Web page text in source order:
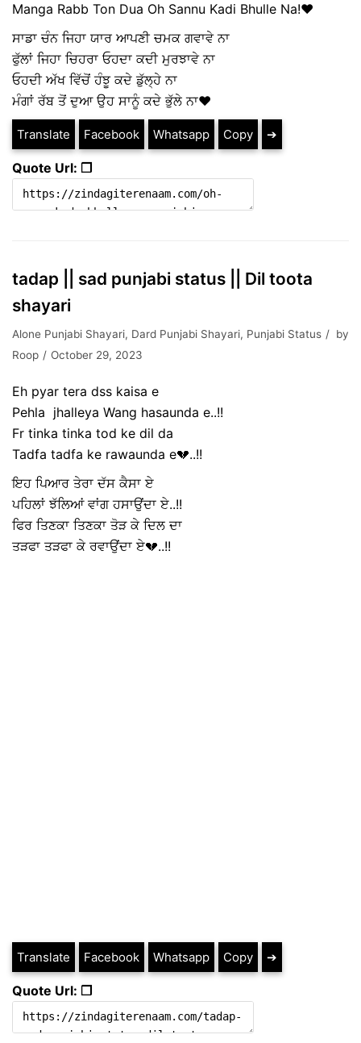
Manga Rabb Ton Dua Oh Sannu Kadi Bhulle Na!♥️
ਸਾਡਾ ਚੰਨ ਜਿਹਾ ਯਾਰ ਆਪਣੀ ਚਮਕ ਗਵਾਵੇ ਨਾ
ਫੁੱਲਾਂ ਜਿਹਾ ਚਿਹਰਾ ਓਹਦਾ ਕਦੀ ਮੁਰਝਾਵੇ ਨਾ
ਓਹਦੀ ਅੱਖ ਵਿੱਚੋਂ ਹੰਝੂ ਕਦੇ ਡੁੱਲ੍ਹੇ ਨਾ
ਮੰਗਾਂ ਰੱਬ ਤੋਂ ਦੁਆ ਉਹ ਸਾਨੂੰ ਕਦੇ ਭੁੱਲੇ ਨਾ♥️
Translate Facebook Whatsapp Copy ➔
Quote Url: ❐
tadap || sad punjabi status || Dil toota
shayari
Alone Punjabi Shayari, Dard Punjabi Shayari, Punjabi Status
by
Roop
October 29, 2023
Eh pyar tera dss kaisa e
Pehla jhalleya Wang hasaunda e..!!
Fr tinka tinka tod ke dil da
Tadfa tadfa ke rawaunda e💔..!!
ਇਹ ਪਿਆਰ ਤੇਰਾ ਦੱਸ ਕੈਸਾ ਏ
ਪਹਿਲਾਂ ਝੱਲਿਆਂ ਵਾਂਗ ਹਸਾਉਂਦਾ ਏ..!!
ਫਿਰ ਤਿਣਕਾ ਤਿਣਕਾ ਤੋੜ ਕੇ ਦਿਲ ਦਾ
ਤੜਫਾ ਤੜਫਾ ਕੇ ਰਵਾਉਂਦਾ ਏ💔..!!
Translate Facebook Whatsapp Copy ➔
Quote Url: ❐